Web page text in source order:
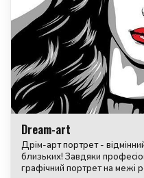
Dream-art
Дрім-арт портрет -
близьких! Завдяки
графічний портрет на межі